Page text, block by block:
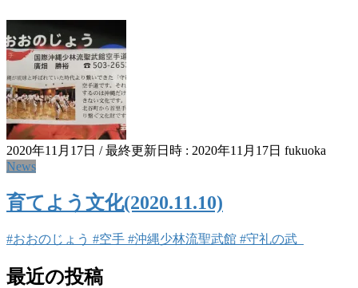
2020年11月17日 / 最終更新日時 : 2020年11月17日 fukuoka
News
育てよう文化(2020.11.10)
#おおのじょう #空手 #沖縄少林流聖武館 #守礼の武
最近の投稿